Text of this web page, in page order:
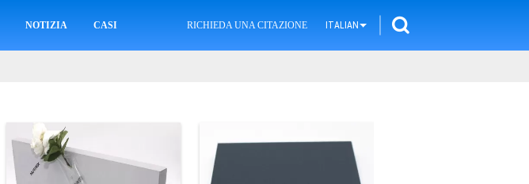
NOTIZIA CASI RICHIEDA UNA CITAZIONE ITALIAN